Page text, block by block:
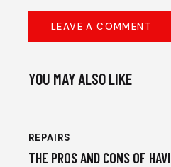
YOU MAY ALSO LIKE
REPAIRS
THE PROS AND CONS OF